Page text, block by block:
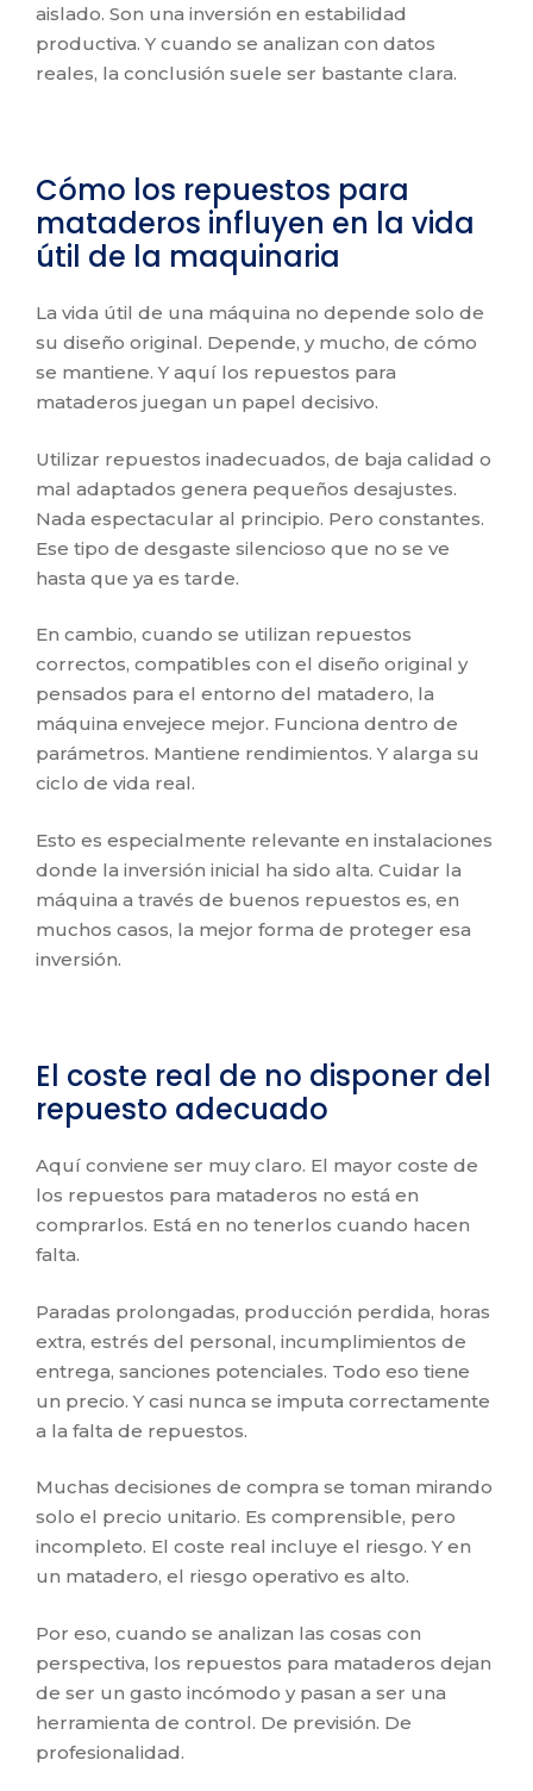
aislado. Son una inversión en estabilidad
productiva. Y cuando se analizan con datos
reales, la conclusión suele ser bastante clara.
Cómo los repuestos para
mataderos influyen en la vida
útil de la maquinaria
La vida útil de una máquina no depende solo de
su diseño original. Depende, y mucho, de cómo
se mantiene. Y aquí los repuestos para
mataderos juegan un papel decisivo.
Utilizar repuestos inadecuados, de baja calidad o
mal adaptados genera pequeños desajustes.
Nada espectacular al principio. Pero constantes.
Ese tipo de desgaste silencioso que no se ve
hasta que ya es tarde.
En cambio, cuando se utilizan repuestos
correctos, compatibles con el diseño original y
pensados para el entorno del matadero, la
máquina envejece mejor. Funciona dentro de
parámetros. Mantiene rendimientos. Y alarga su
ciclo de vida real.
Esto es especialmente relevante en instalaciones
donde la inversión inicial ha sido alta. Cuidar la
máquina a través de buenos repuestos es, en
muchos casos, la mejor forma de proteger esa
inversión.
El coste real de no disponer del
repuesto adecuado
Aquí conviene ser muy claro. El mayor coste de
los repuestos para mataderos no está en
comprarlos. Está en no tenerlos cuando hacen
falta.
Paradas prolongadas, producción perdida, horas
extra, estrés del personal, incumplimientos de
entrega, sanciones potenciales. Todo eso tiene
un precio. Y casi nunca se imputa correctamente
a la falta de repuestos.
Muchas decisiones de compra se toman mirando
solo el precio unitario. Es comprensible, pero
incompleto. El coste real incluye el riesgo. Y en
un matadero, el riesgo operativo es alto.
Por eso, cuando se analizan las cosas con
perspectiva, los repuestos para mataderos dejan
de ser un gasto incómodo y pasan a ser una
herramienta de control. De previsión. De
profesionalidad.